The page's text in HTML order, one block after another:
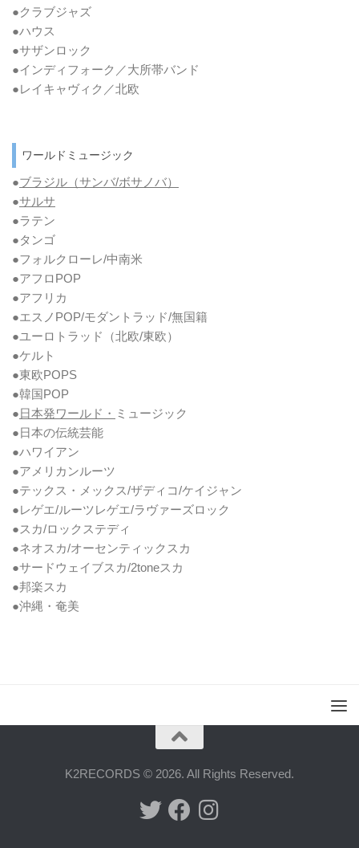
●クラブジャズ
●ハウス
●サザンロック
●インディフォーク／大所帯バンド
●レイキャヴィク／北欧
ワールドミュージック
●ブラジル（サンバ/ボサノバ）
●サルサ
●ラテン
●タンゴ
●フォルクローレ/中南米
●アフロPOP
●アフリカ
●エスノPOP/モダントラッド/無国籍
●ユーロトラッド（北欧/東欧）
●ケルト
●東欧POPS
●韓国POP
●日本発ワールド・ ミュージック
●日本の伝統芸能
●ハワイアン
●アメリカンルーツ
●テックス・メックス/ザディコ/ケイジャン
●レゲエ/ルーツレゲエ/ラヴァーズロック
●スカ/ロックステディ
●ネオスカ/オーセンティックスカ
●サードウェイブスカ/2toneスカ
●邦楽スカ
●沖縄・奄美
K2RECORDS © 2026. All Rights Reserved.